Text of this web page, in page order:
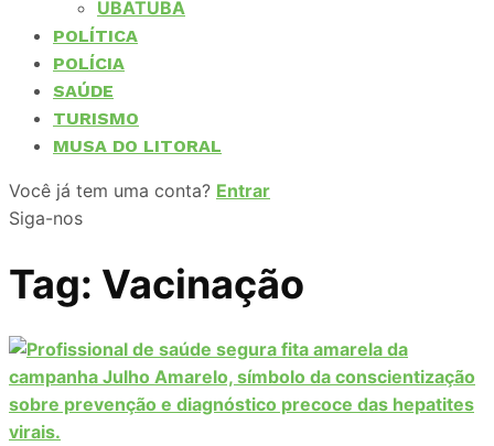
UBATUBA
POLÍTICA
POLÍCIA
SAÚDE
TURISMO
MUSA DO LITORAL
Você já tem uma conta? Entrar
Siga-nos
Tag: Vacinação